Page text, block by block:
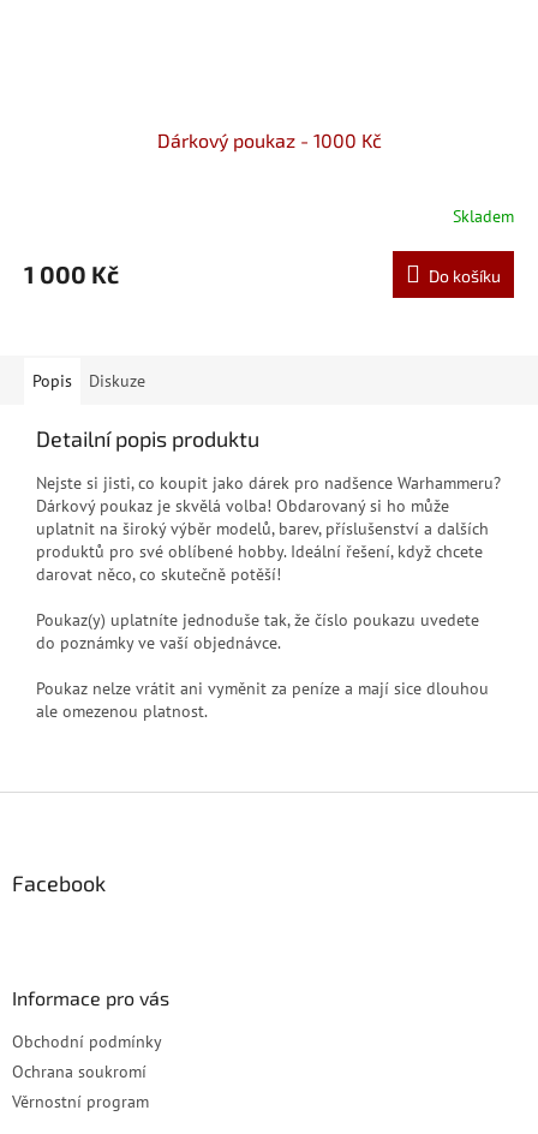
Dárkový poukaz - 1000 Kč
Skladem
1 000 Kč Do košíku
Popis Diskuze
Detailní popis produktu
Nejste si jisti, co koupit jako dárek pro nadšence Warhammeru?
Dárkový poukaz je skvělá volba! Obdarovaný si ho může
uplatnit na široký výběr modelů, barev, příslušenství a dalších
produktů pro své oblíbené hobby. Ideální řešení, když chcete
darovat něco, co skutečně potěší!
Poukaz(y) uplatníte jednoduše tak, že číslo poukazu uvedete
do poznámky ve vaší objednávce.
Poukaz nelze vrátit ani vyměnit za peníze a mají sice dlouhou
ale omezenou platnost.
Facebook
Informace pro vás
Obchodní podmínky
Ochrana soukromí
Věrnostní program